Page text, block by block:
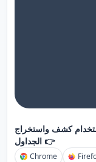
كشف واستخراج
الجداول 👉
Chrome